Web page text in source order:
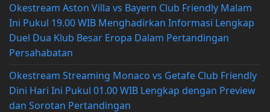
Okestream Aston Villa vs Bayern Club Friendly Malam
Ini Pukul 19.00 WIB Menghadirkan Informasi Lengkap
Duel Dua Klub Besar Eropa Dalam Pertandingan
Persahabatan
Okestream Streaming Monaco vs Getafe Club Friendly
Dini Hari Ini Pukul 01.00 WIB Lengkap dengan Preview
dan Sorotan Pertandingan